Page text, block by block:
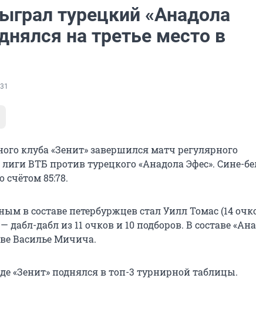
турецкий «Анадола
на третье место в
клуба «Зенит» завершился матч регулярного
ВТБ против турецкого «Анадола Эфес». Сине-
счётом 85:78.
в составе петербуржцев стал Уилл Томас (14
дабл-дабл из 11 очков и 10 подборов. В составе
Василье Мичича.
«Зенит» поднялся в топ-3 турнирной таблицы.